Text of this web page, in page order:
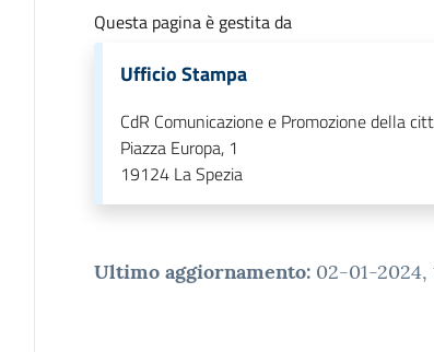
Questa pagina è gestita da
Ufficio Stampa
CdR Comunicazione e Promozione della
Piazza Europa, 1
19124 La Spezia
Ultimo aggiornamento: 02-01-2024,